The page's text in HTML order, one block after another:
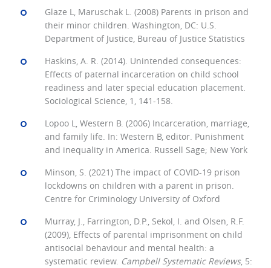
Glaze L, Maruschak L. (2008) Parents in prison and
their minor children. Washington, DC: U.S.
Department of Justice, Bureau of Justice Statistics
Haskins, A. R. (2014). Unintended consequences:
Effects of paternal incarceration on child school
readiness and later special education placement.
Sociological Science, 1, 141-158.
Lopoo L, Western B. (2006) Incarceration, marriage,
and family life. In: Western B, editor. Punishment
and inequality in America. Russell Sage; New York
Minson, S. (2021) The impact of COVID-19 prison
lockdowns on children with a parent in prison.
Centre for Criminology University of Oxford
Murray, J., Farrington, D.P., Sekol, I. and Olsen, R.F.
(2009), Effects of parental imprisonment on child
antisocial behaviour and mental health: a
systematic review. Campbell Systematic Reviews, 5: